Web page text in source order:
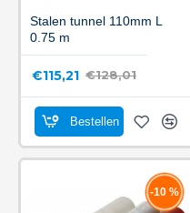
Stalen tunnel 110mm L
0.75 m
€115,21 €128,01
Bestellen
-10 %